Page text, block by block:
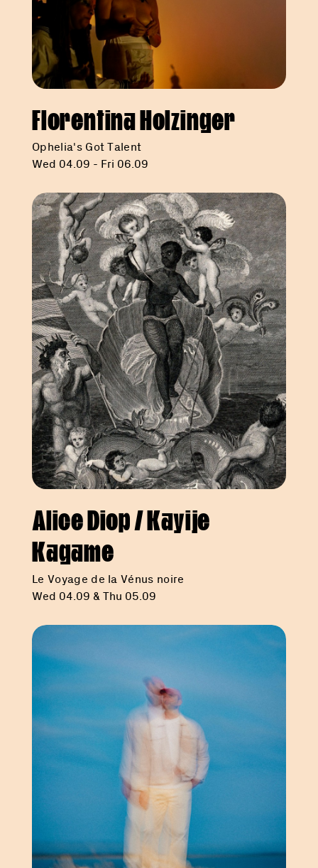
Florentina Holzinger
Ophelia's Got Talent
Wed 04.09 - Fri 06.09
Alice Diop / Kayije
Kagame
Le Voyage de la Vénus noire
Wed 04.09 & Thu 05.09